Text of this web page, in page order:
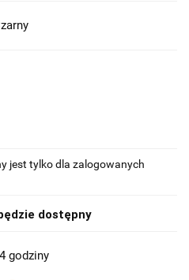
jest tylko dla zalogowanych
dostępny
godziny